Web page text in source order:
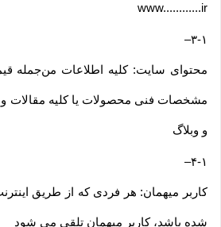
www............ir
۳-۱–
محتوای سایت: کلیه اطلاعات من‌جمله
مشخصات فنی محصولات یا کلیه مقالات
و وبلاگ
۴-۱–
کاربر میهمان: هر فردی که از طریق
شده باشد، کاربر میهمان تلقی می شود